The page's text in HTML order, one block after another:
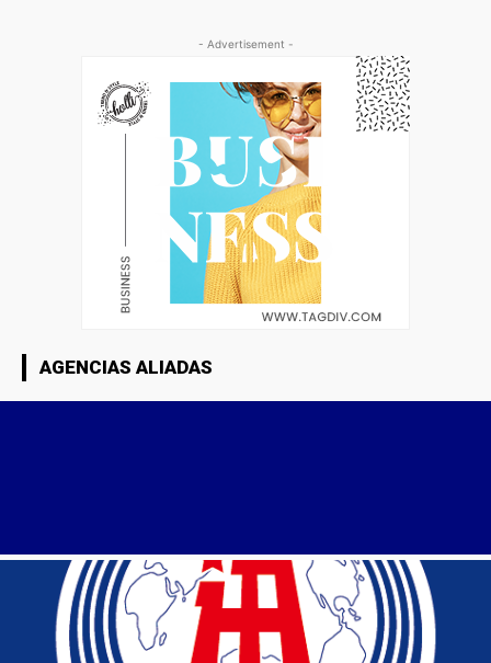
- Advertisement -
AGENCIAS ALIADAS